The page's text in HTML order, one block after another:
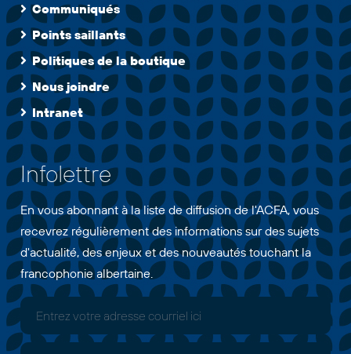
Communiqués
Points saillants
Politiques de la boutique
Nous joindre
Intranet
Infolettre
En vous abonnant à la liste de diffusion de l'ACFA, vous
recevrez régulièrement des informations sur des sujets
d'actualité, des enjeux et des nouveautés touchant la
francophonie albertaine.